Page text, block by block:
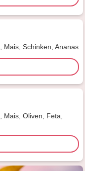
Mais, Schinken, Ananas
Mais, Oliven, Feta,